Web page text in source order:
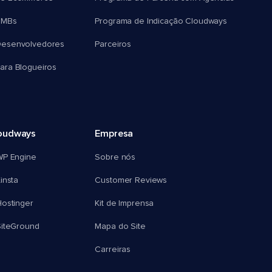
Blogueiros
Programa de Indicação Cloudways
Parceiros
Engine
Empresa
Sobre nós
Customer Reviews
Kit de Imprensa
Mapa do Site
Carreiras